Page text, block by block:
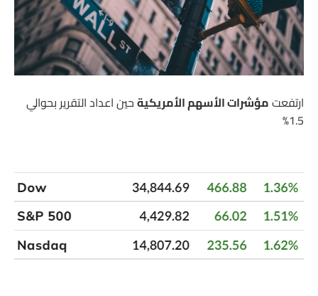
ارتفعتمؤشرات الأسهم الأمريكيةحين اعداد التقرير بحوالي
1.5%